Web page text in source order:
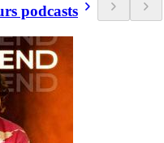
podcasts